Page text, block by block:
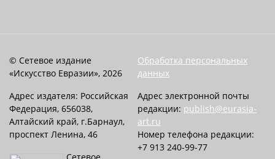
© Сетевое издание
«Искусство Евразии», 2026
Адрес издателя: Российская
Федерация, 656038,
Алтайский край, г.Барнаул,
проспект Ленина, 46
Обработка персональных
данных
Адрес электронной почты
редакции: publish@eurasia-
art.ru
Номер телефона редакции:
+7 913 240-99-77